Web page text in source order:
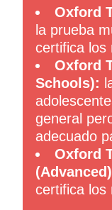
Oxford
la prueba
certifica los
Oxford
Schools):
general
adecuado
Oxford
certifica los